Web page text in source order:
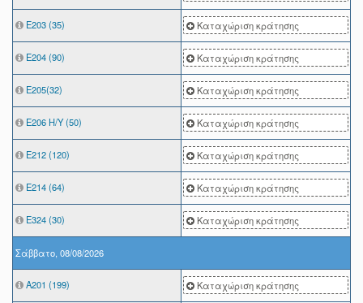
Ε203 (35) Καταχώριση κράτησης
Ε204 (90) Καταχώριση κράτησης
Ε205(32) Καταχώριση κράτησης
Ε206 Η/Υ (50) Καταχώριση κράτησης
Ε212 (120) Καταχώριση κράτησης
Ε214 (64) Καταχώριση κράτησης
Ε324 (30) Καταχώριση κράτησης
Σάββατο, 08/08/2026
A201 (199) Καταχώριση κράτησης